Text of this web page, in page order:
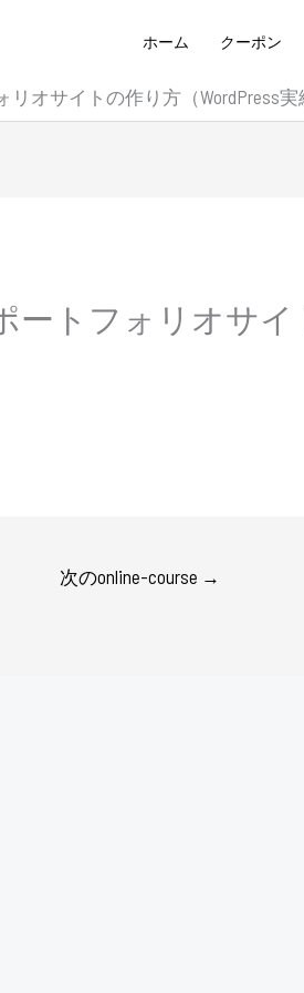
ホーム クーポン
オサイトの作り方（WordPress実
トフォリオサイ
次のonline-course →